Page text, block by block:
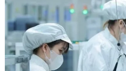
Hàn Quốc áp dụng ưu đãi
trợ 6 ngành công nghiệp chiến
07/08/2026 10:21